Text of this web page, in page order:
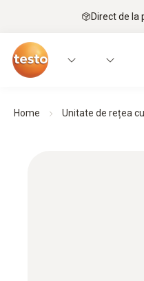
Direct de la
Home Unitate de rețea